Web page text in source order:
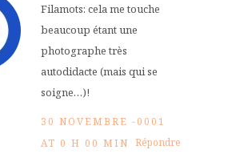
Filamots: cela me touche
beaucoup étant une
photographe très
autodidacte (mais qui se
soigne…)!
30 NOVEMBRE -0001
AT 0 H 00 MIN Répondre